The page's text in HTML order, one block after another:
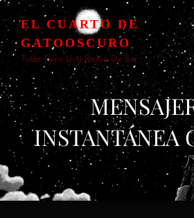
EL CUARTO DE
GATOOSCURO
Todo Tiene Una Razón De Ser
INSTANTÁNEA